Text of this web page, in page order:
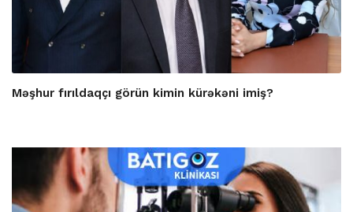
Məşhur fırıldaqçı görün kimin kürəkəni imiş?